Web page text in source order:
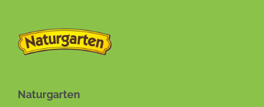
Naturgarten